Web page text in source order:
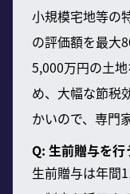
小規模宅地等の
の評価額を最大
5,000万円の土
め、大幅な節税
かいので、専門
Q: 生前贈与を
生前贈与は年間